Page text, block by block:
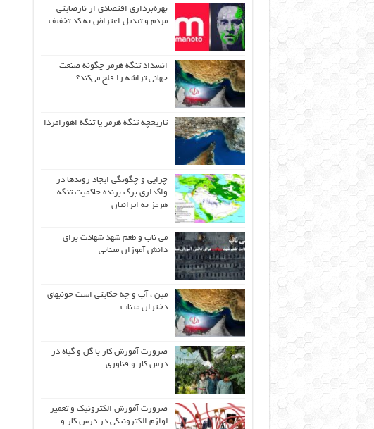
بهره‌برداری اقتصادی از نارضایتی
مردم و تبدیل اعتراض به کد تخفیف
انسداد تنگه هرمز چگونه صنعت
جهانی تراشه را فلج می‌کند؟
تاریخچه تنگه هرمز یا تنگه اهورامزدا
چرایی و چگونگی ایجاد روندها در
واگذاری برگ برنده حاکمیت تنگه
هرمز به ایرانیان
می ناب و طعم شهد شهادت برای
دانش آموزان مینابی
مین ، آب و چه حکایتی است خونبهای
دختران میناب
ضرورت آموزش کار با گل و گیاه در
درس کار و فناوری
ضرورت آموزش الکترونیک و تعمیر
لوازم الکترونیکی در درس کار و